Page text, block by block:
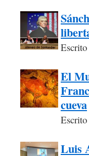
Escrito
El
cueva
Escrito
Luis